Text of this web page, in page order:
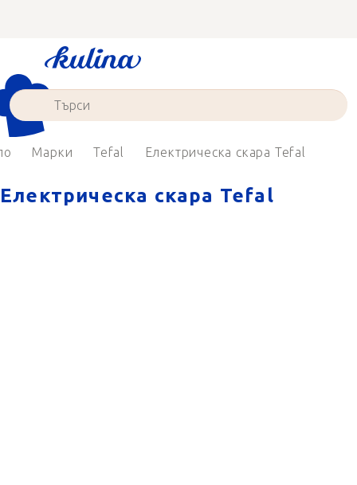
съдържанието
Марки Tefal Електрическа скара Tefal
Електрическа скара Tefal